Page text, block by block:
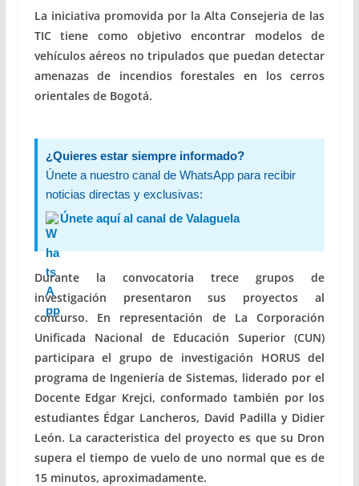
La iniciativa promovida por la Alta Consejeria de las
TIC tiene como objetivo encontrar modelos de
vehículos aéreos no tripulados que puedan detectar
amenazas de incendios forestales en los cerros
orientales de Bogotá.
¿Quieres estar siempre informado?
Únete a nuestro canal de WhatsApp para recibir
noticias directas y exclusivas:
Únete aquí al canal de Valaguela
Durante la convocatoria trece grupos de
investigación presentaron sus proyectos al
concurso. En representación de La Corporación
Unificada Nacional de Educación Superior (CUN)
participara el grupo de investigación HORUS del
programa de Ingeniería de Sistemas, liderado por el
Docente Edgar Krejci, conformado también por los
estudiantes Édgar Lancheros, David Padilla y Didier
León. La caracteristica del proyecto es que su Dron
supera el tiempo de vuelo de uno normal que es de
15 minutos, aproximadamente.